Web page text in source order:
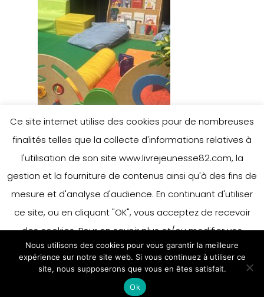
Ce site internet utilise des cookies pour de nombreuses
finalités telles que la collecte d'informations relatives à
l'utilisation de son site www.livrejeunesse82.com, la
gestion et la fourniture de contenus ainsi qu'à des fins de
mesure et d'analyse d'audience. En continuant d'utiliser
ce site, ou en cliquant "OK", vous acceptez de recevoir
des cookies. Pour en savoir plus et/ou modifier vos
préférences en matière de cookies, merci de vous référer
à notre politique sur les cookies.
Accepter
En savoir plus
Nous utilisons des cookies pour vous garantir la meilleure
expérience sur notre site web. Si vous continuez à utiliser ce
site, nous supposerons que vous en êtes satisfait.
Ok